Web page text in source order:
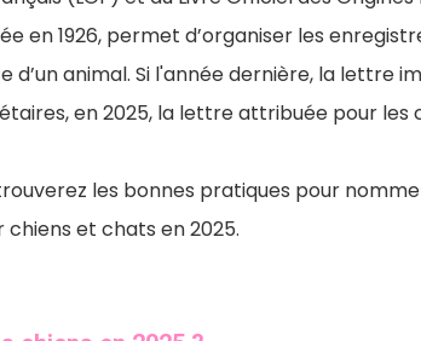
en 1926, permet d’organiser les
d’un animal. Si l'année dernière, la lettre
en 2025, la lettre attribuée pour les
les bonnes pratiques pour
et chats en 2025.